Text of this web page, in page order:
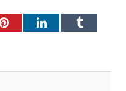
PinterestLinkedInTumblr